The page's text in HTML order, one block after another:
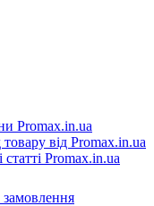
Promax.in.ua
від Promax.in.ua
статті Promax.in.ua